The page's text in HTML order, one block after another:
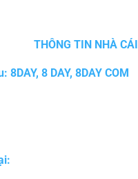
THÔNG TIN NHÀ CÁI
8DAY, 8 DAY, 8DAY COM